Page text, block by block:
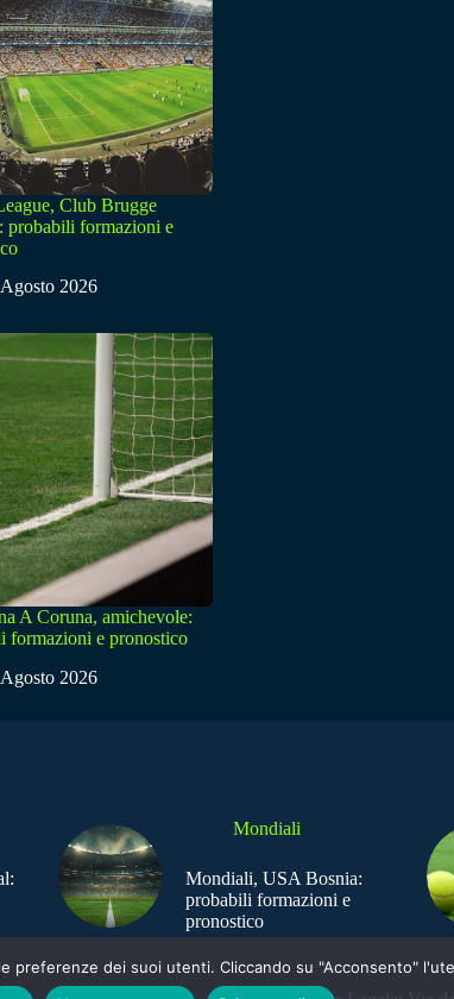
Club Brugge
probabili formazioni e
2026
A Coruna, amichevole:
formazioni e pronostico
2026
Mondiali
Mondiali, USA Bosnia:
probabili formazioni e
pronostico
dei suoi utenti. Cliccando su "Acconsento"